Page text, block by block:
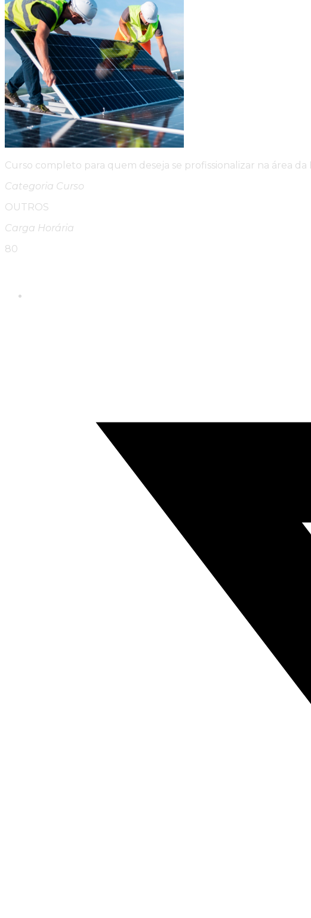
Curso completo para quem deseja se profissionalizar na área
Categoria Curso
OUTROS
Carga Horária
80